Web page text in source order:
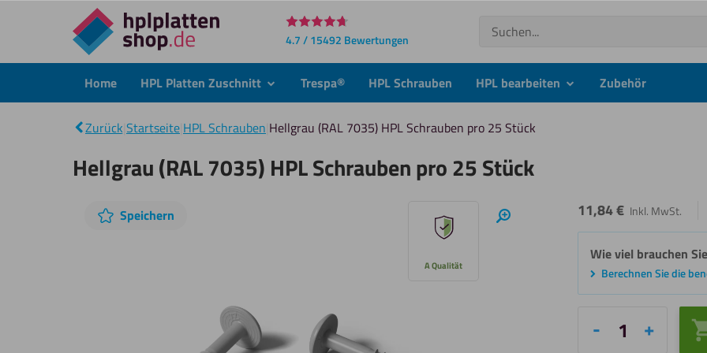
Direkt
zum
4.7 / 15492 Bewertungen
Suchen
Home HPL Platten Zuschnitt submenuTrespa® HPL Schrauben HPL bearbeiten submenuZubehör
Zurück Startseite HPL Schrauben Hellgrau (RAL 7035) HPL Schrauben pro 25 Stück
Hellgrau (RAL 7035) HPL Schrauben pro 25 Stück
Diashow
Speichern Hineinzoomen
A Qualität
11,84€ Inkl. MwSt.
Wie viel brauchen
Berechnen Sie die
Hellgrau